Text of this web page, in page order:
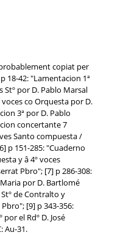
copiat per
18-42: "Lamentacion 1ª
Stº por D. Pablo Marsal
voces co Orquesta por D.
3ª por D. Pablo
concertante 7
Santo compuesta /
p 151-285: "Cuaderno
y â 4º voces
Pbro"; [7] p 286-308:
por D. Bartlomé
de Contralto y
[9] p 343-356:
el Rdº D. José
Au-31.